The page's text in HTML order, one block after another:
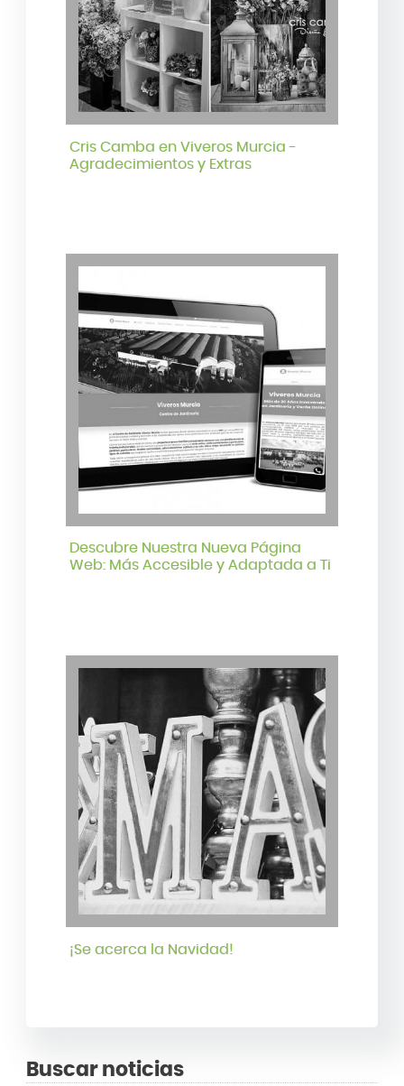
Cris Camba en Viveros Murcia -
Agradecimientos y Extras
Descubre Nuestra Nueva Página
Web: Más Accesible y Adaptada a Ti
¡Se acerca la Navidad!
Buscar noticias